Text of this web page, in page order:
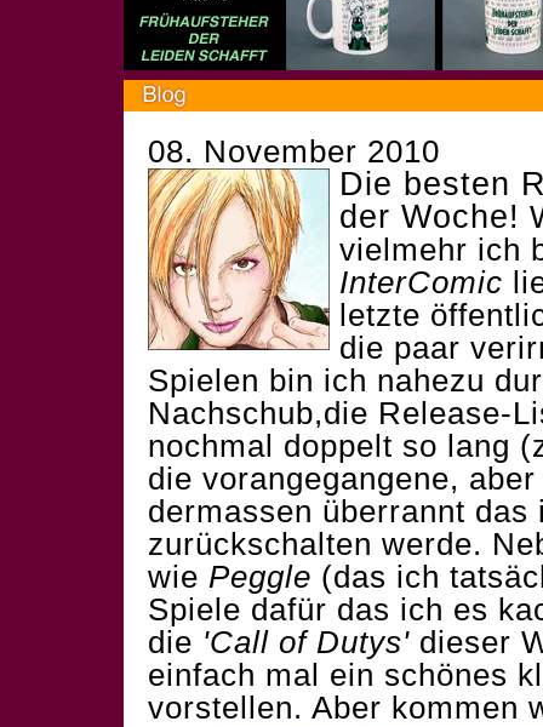
08. November 2010
Die besten
der Woche!
vielmehr ich
InterComic
letzte
die paar
Spielen bin ich nahezu
Nachschub,die Release-
nochmal doppelt so lang
die vorangegangene,
dermassen überrannt
zurückschalten werde.
wie Peggle (das ich
Spiele dafür das ich es
die 'Call of Dutys' dieser
einfach mal ein schönes
vorstellen. Aber kommen